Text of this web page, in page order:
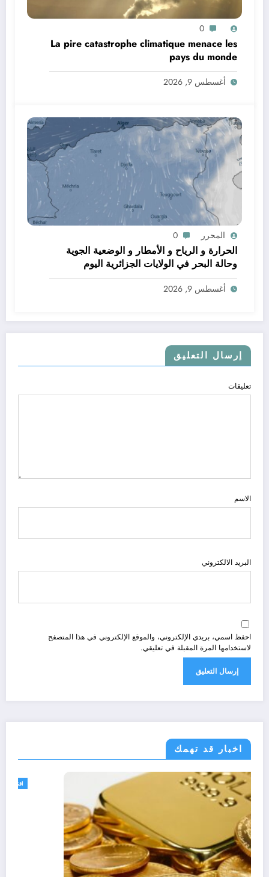
0
La pire catastrophe climatique menace les
pays du monde
أغسطس 9, 2026
المحرر 0
الحرارة و الرياح و الأمطار و الوضعية الجوية
وحالة البحر في الولايات الجزائرية اليوم
أغسطس 9, 2026
إرسال التعليق
تعليقات
الاسم
البريد الالكتروني
احفظ اسمي، بريدي الإلكتروني، والموقع الإلكتروني في هذا المتصفح
لاستخدامها المرة المقبلة في تعليقي.
اخبار قد تهمك